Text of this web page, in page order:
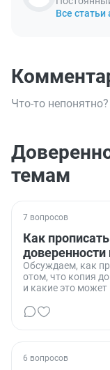
Все статьи
Что-то
темам
7 вопросов
Как
доверенности
Обсуждаем, как
отом, что копия
и какие это может
6 вопросов